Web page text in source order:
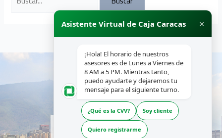
por:
INICIO
NOSOTROS
Asistente Virtual de Caja Caracas ×
¡Hola! El horario de nuestros
asesores es de Lunes a Viernes de
8 AM a 5 PM. Mientras tanto,
puedo ayudarte y dejaremos tu
mensaje para el siguiente turno.
¿Qué es la CVV? Soy cliente
Quiero registrarme